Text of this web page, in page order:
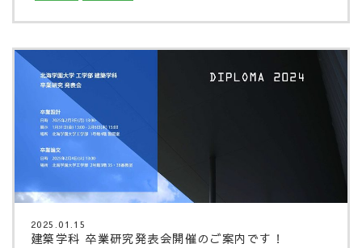
2025.01.15
建築学科 卒業研究発表会開催のご案内です！